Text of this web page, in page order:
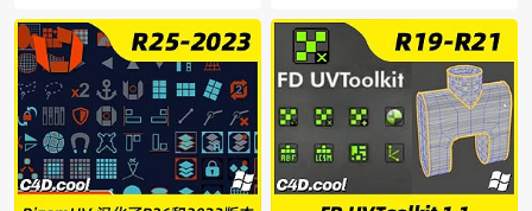
024
Win+C4D桥接插件